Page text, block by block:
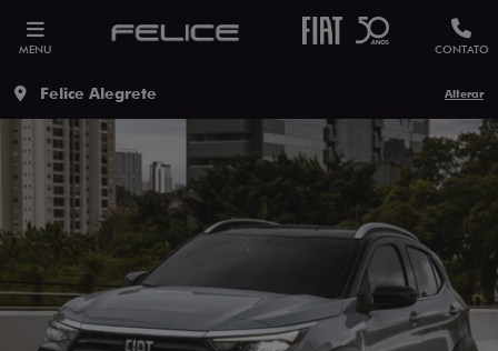
MENU CONTATO
Felice Alegrete Alterar